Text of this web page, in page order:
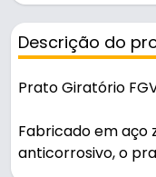
Descrição do
Prato Giratório
Fabricado em
anticorrosivo, o